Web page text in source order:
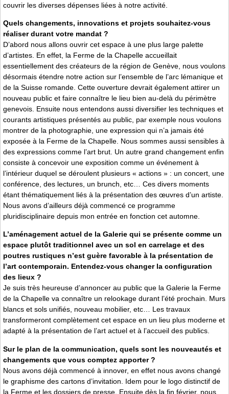
couvrir les diverses dépenses liées à notre activité.
Quels changements, innovations et projets souhaitez-vous
réaliser durant votre mandat ?
D’abord nous allons ouvrir cet espace à une plus large palette
d’artistes. En effet, la Ferme de la Chapelle accueillait
essentiellement des créateurs de la région de Genève, nous voulons
désormais étendre notre action sur l’ensemble de l’arc lémanique et
de la Suisse romande. Cette ouverture devrait également attirer un
nouveau public et faire connaître le lieu bien au-delà du périmètre
genevois. Ensuite nous entendons aussi diversifier les techniques et
courants artistiques présentés au public, par exemple nous voulons
montrer de la photographie, une expression qui n’a jamais été
exposée à la Ferme de la Chapelle. Nous sommes aussi sensibles à
des expressions comme l’art brut. Un autre grand changement enfin
consiste à concevoir une exposition comme un événement à
l’intérieur duquel se déroulent plusieurs « actions » : un concert, une
conférence, des lectures, un brunch, etc… Ces divers moments
étant thématiquement liés à la présentation des œuvres d’un artiste.
Nous avons d’ailleurs déjà commencé ce programme
pluridisciplinaire depuis mon entrée en fonction cet automne.
L’aménagement actuel de la Galerie qui se présente comme un
espace plutôt traditionnel avec un sol en carrelage et des
poutres rustiques n’est guère favorable à la présentation de
l’art contemporain. Entendez-vous changer la configuration
des lieux ?
Je suis très heureuse d’annoncer au public que la Galerie la Ferme
de la Chapelle va connaître un relookage durant l’été prochain. Murs
blancs et sols unifiés, nouveau mobilier, etc… Les travaux
transformeront complètement cet espace en un lieu plus moderne et
adapté à la présentation de l’art actuel et à l’accueil des publics.
Sur le plan de la communication, quels sont les nouveautés et
changements que vous comptez apporter ?
Nous avons déjà commencé à innover, en effet nous avons changé
le graphisme des cartons d’invitation. Idem pour le logo distinctif de
la Ferme et les dossiers de presse. Ensuite dès la fin février, nous